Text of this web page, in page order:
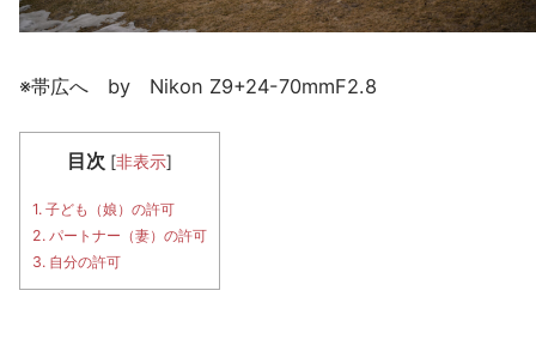
※帯広へ by Nikon Z9+24-70mmF2.8
目次 [非表示]
1. 子ども（娘）の許可
2. パートナー（妻）の許可
3. 自分の許可